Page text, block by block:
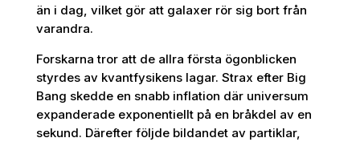
än i dag, vilket gör att galaxer rör sig bort från
varandra.
Forskarna tror att de allra första ögonblicken
styrdes av kvantfysikens lagar. Strax efter Big
Bang skedde en snabb inflation där universum
expanderade exponentiellt på en bråkdel av en
sekund. Därefter följde bildandet av partiklar,